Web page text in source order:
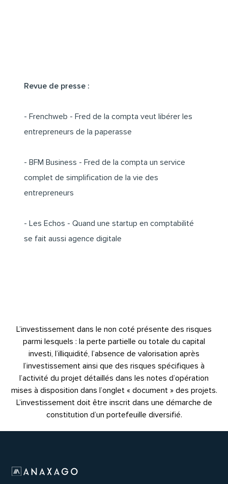
Revue de presse :
- Frenchweb - Fred de la compta veut libérer les
entrepreneurs de la paperasse
- BFM Business - Fred de la compta un service
complet de simplification de la vie des
entrepreneurs
- Les Echos - Quand une startup en comptabilité
se fait aussi agence digitale
L’investissement dans le non coté présente des risques
parmi lesquels : la perte partielle ou totale du capital
investi, l’illiquidité, l’absence de valorisation après
l’investissement ainsi que des risques spécifiques à
l’activité du projet détaillés dans les notes d’opération
mises à disposition dans l’onglet « document » des projets.
L’investissement doit être inscrit dans une démarche de
constitution d’un portefeuille diversifié.